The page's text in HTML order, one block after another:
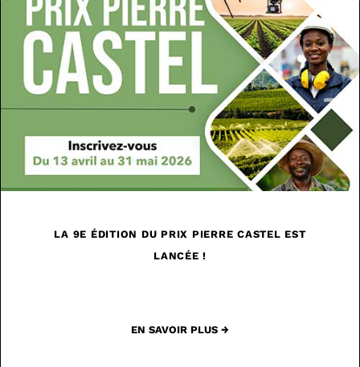
LA 9E ÉDITION DU PRIX PIERRE CASTEL EST
LANCÉE !
EN SAVOIR PLUS →